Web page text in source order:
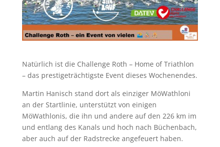
Natürlich ist die Challenge Roth – Home of Triathlon
– das prestigeträchtigste Event dieses Wochenendes.
Martin Hanisch stand dort als einziger MöWathloni
an der Startlinie, unterstützt von einigen
MöWathlonis, die ihn und andere auf den 226 km im
und entlang des Kanals und hoch nach Büchenbach,
aber auch auf der Radstrecke angefeuert haben.